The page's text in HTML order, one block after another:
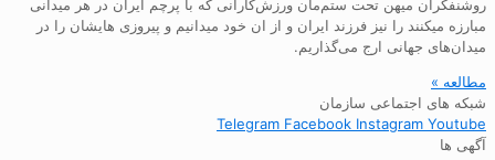
روشنفکران میهن تحت ستم‌مان ورزش‌کارانی که با پرچم ایران در هر میدانی
مبارزه میکنند را نیز فرزند ایران و از ان خود میدانیم و پیروزی هایشان را در
میدان‌های جهانی ارج می‌گذاریم.
مطالعه »
شبکه های اجتماعی سازمان
Telegram Facebook Instagram Youtube
آگهی ها